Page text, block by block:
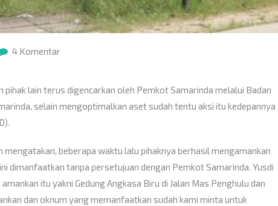
4 Komentar
lain terus digencarkan oleh Pemkot Samarinda melalui Badan
selain mengoptimalkan aset sudah tentu aksi itu kedepannya
mengatakan, beberapa waktu lalu pihaknya berhasil mengamankan
dimanfaatkan tanpa persetujuan dengan Pemkot Samarinda. Yusdi
itu yakni Gedung Angkasa Biru di Jalan Mas Penghulu dan
dan oknum yang memanfaatkan sudah kami minta untuk